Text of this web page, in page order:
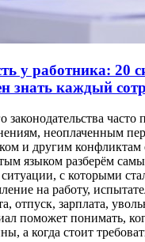
у работника: 20
знать каждый
законодательства часто
неоплаченным
и другим конфликтам
языком разберём
с которыми
на работу,
отпуск, зарплата,
поможет понимать,
а когда стоит